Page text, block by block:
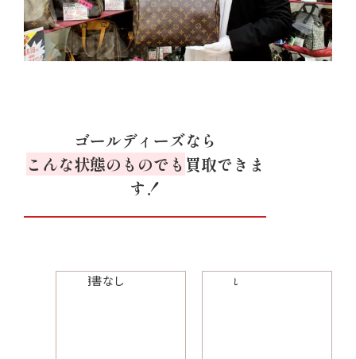
ゴールディーズなら
こんな状態のものでも 買取できま
す！